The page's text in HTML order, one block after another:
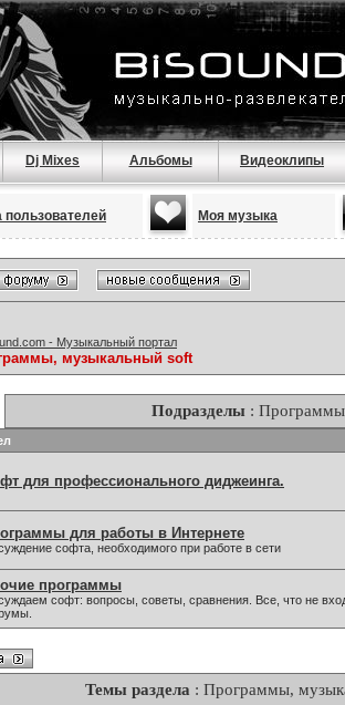
Dj Mixes Альбомы Видеоклипы
пользователей Моя музыка
- Музыкальный портал
музыкальный soft
Подразделы:
для профессионального диджеинга.
для работы в Интернете
софта, необходимого при работе в сети
программы
софт: вопросы, советы, сравнения. Все, что не
Темы раздела : Программы,